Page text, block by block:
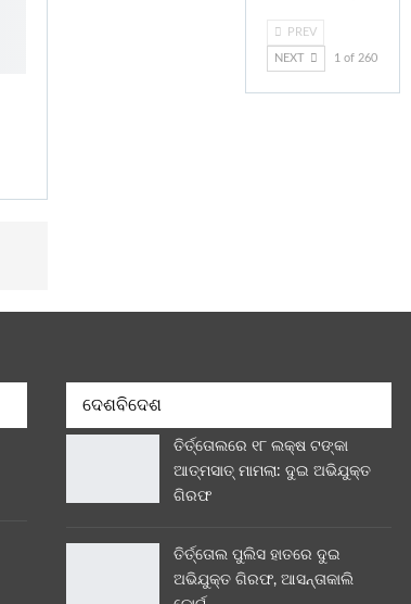
PREV
NEXT 1 of 260
ଦେଶବିଦେଶ
ତିର୍ତ୍ତୋଲରେ ୧୮ ଲକ୍ଷ ଟଙ୍କା
ଆତ୍ମସାତ୍ ମାମଲା: ଦୁଇ ଅଭିଯୁକ୍ତ
ଗିରଫ
ତିର୍ତ୍ତୋଲ ପୁଲିସ ହାତରେ ଦୁଇ
ଅଭିଯୁକ୍ତ ଗିରଫ, ଆସନ୍ତାକାଲି